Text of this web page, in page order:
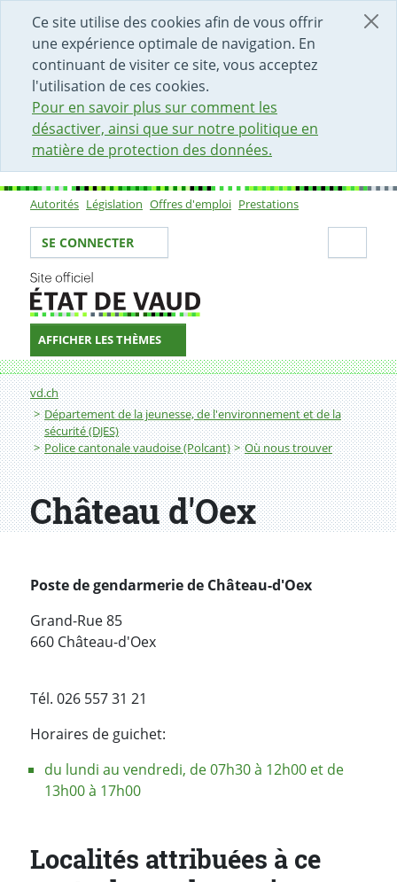
Ce site utilise des cookies afin de vous offrir
une expérience optimale de navigation. En
continuant de visiter ce site, vous acceptez
l'utilisation de ces cookies.
Pour en savoir plus sur comment les
désactiver, ainsi que sur notre politique en
matière de protection des données.
DÉBUT DU CONTENU DE LA PAGE
ACCÈS AU CHAMP DE RECHERCHE
PAGE D'ACCUEIL
FORMULAIRE DE CONTACT
Sous-navigation
Autorités Législation Offres d'emploi Prestations
Votre identité
SE CONNECTER
AFFICHER LES THÈMES
Fil d'Ariane
vd.ch
Département de la jeunesse, de l'environnement et de la
sécurité (DJES)
Police cantonale vaudoise (Polcant)
Où nous trouver
Château d'Oex
Château d'Oex
Poste de gendarmerie de Château-d'Oex
Grand-Rue 85
660 Château-d'Oex
Tél. 026 557 31 21
Horaires de guichet:
du lundi au vendredi, de 07h30 à 12h00 et de
13h00 à 17h00
Localités attribuées à ce